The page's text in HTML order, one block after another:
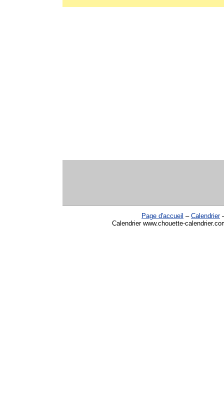
Page d'accueil – Calendrier
Calendrier www.chouette-